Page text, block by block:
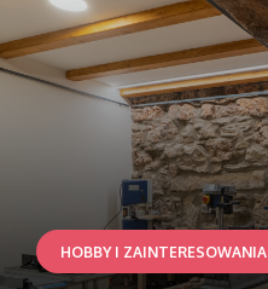
HOBBY I ZAINTERESOWANIA